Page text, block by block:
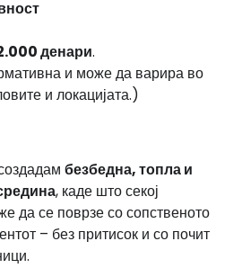
денари.
и може да варира во
и локацијата.)
безбедна, топла и
, каде што секој
да се поврзе со сопственото
– без притисок и со почит